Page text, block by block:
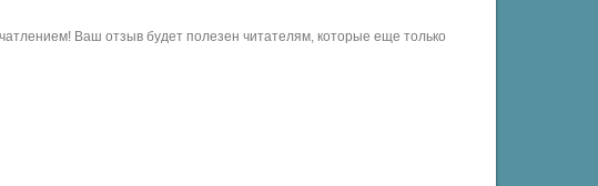
Ваш отзыв будет полезен читателям, которые еще только